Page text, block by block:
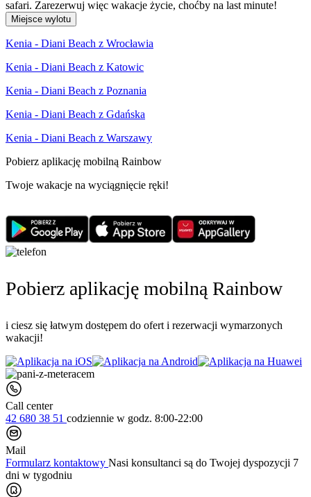
safari. Zarezerwuj więc wakacje życie, choćby na last minute!
Miejsce wylotu
Kenia - Diani Beach z Wrocławia
Kenia - Diani Beach z Katowic
Kenia - Diani Beach z Poznania
Kenia - Diani Beach z Gdańska
Kenia - Diani Beach z Warszawy
Pobierz aplikację mobilną Rainbow
Twoje wakacje na wyciągnięcie ręki!
Pobierz aplikację mobilną Rainbow
i ciesz się łatwym dostępem do ofert i rezerwacji wymarzonych
wakacji!
Call center
42 680 38 51 codziennie w godz. 8:00-22:00
Mail
Formularz kontaktowy Nasi konsultanci są do Twojej dyspozycji 7
dni w tygodniu